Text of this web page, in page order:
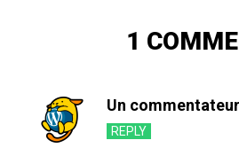
1
Un
REPLY